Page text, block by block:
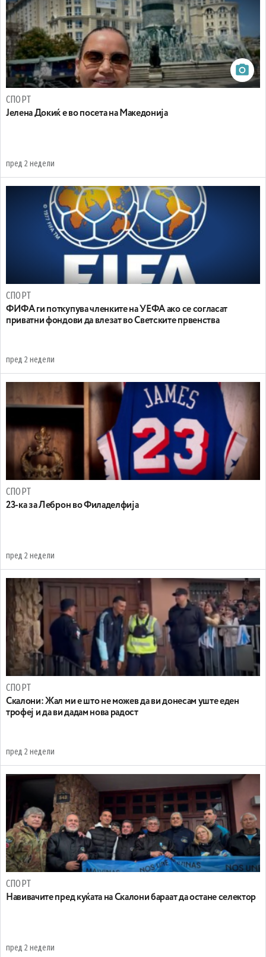
СПОРТ
Јелена Докиќ е во посета на Македонија
пред 2 недели
СПОРТ
ФИФА ги поткупува членките на УЕФА ако се согласат
приватни фондови да влезат во Светските првенства
пред 2 недели
СПОРТ
23-ка за Леброн во Филаделфија
пред 2 недели
СПОРТ
Скалони: Жал ми е што не можев да ви донесам уште еден
трофеј и да ви дадам нова радост
пред 2 недели
СПОРТ
Навивачите пред куќата на Скалони бараат да остане селектор
пред 2 недели